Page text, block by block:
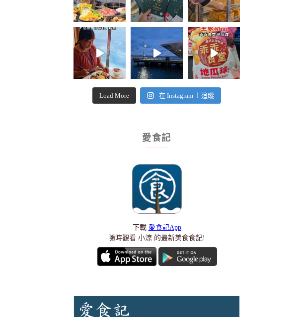
Load More 在 Instagram 上追蹤
愛食記
下載 愛食記App
隨時觀看 小涼 的最新美食食記!